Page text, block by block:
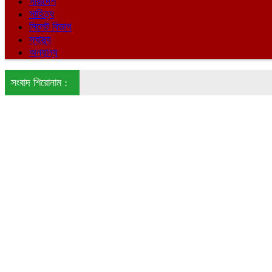
সাহিত্য
সিলেট বিভাগ
স্বাস্থ্য
অন্যান্য
সংবাদ শিরোনাম :